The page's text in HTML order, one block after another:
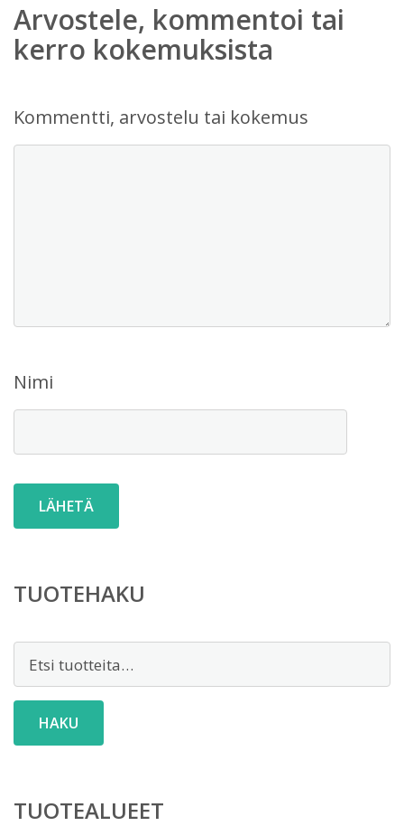
Arvostele, kommentoi tai
kerro kokemuksista
Kommentti, arvostelu tai kokemus
Nimi
TUOTEHAKU
HAKU
TUOTEALUEET